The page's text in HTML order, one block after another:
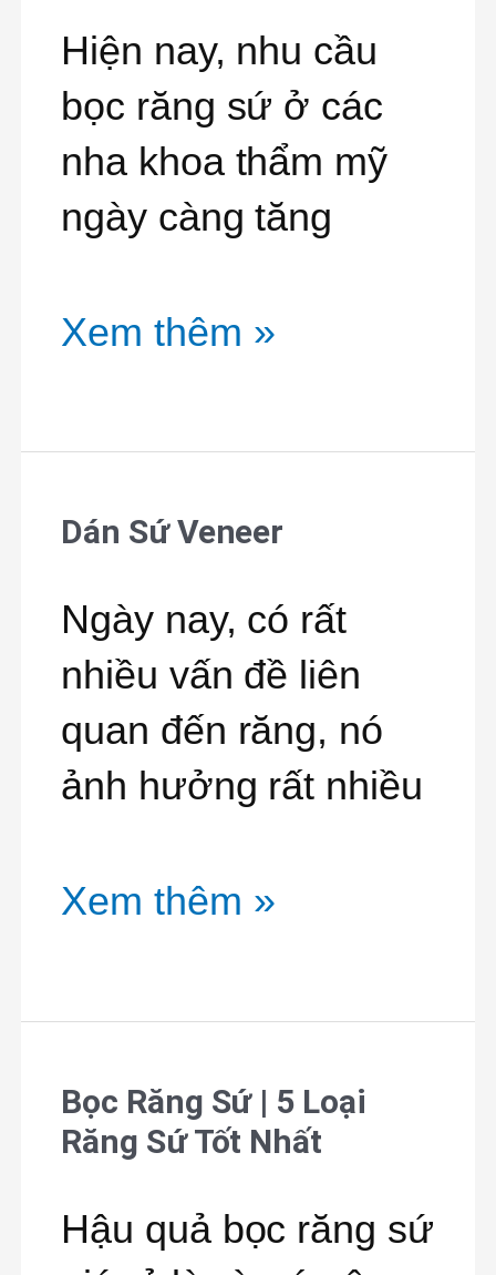
Hiện nay, nhu cầu
bọc răng sứ ở các
nha khoa thẩm mỹ
ngày càng tăng
Sứ
Katana
Xem thêm »
Dán Sứ Veneer
Ngày nay, có rất
nhiều vấn đề liên
quan đến răng, nó
ảnh hưởng rất nhiều
Dán
Sứ
Veneer
Xem thêm »
Bọc Răng Sứ | 5 Loại
Răng Sứ Tốt Nhất
Hậu quả bọc răng sứ
Bọc
Răng
Sứ